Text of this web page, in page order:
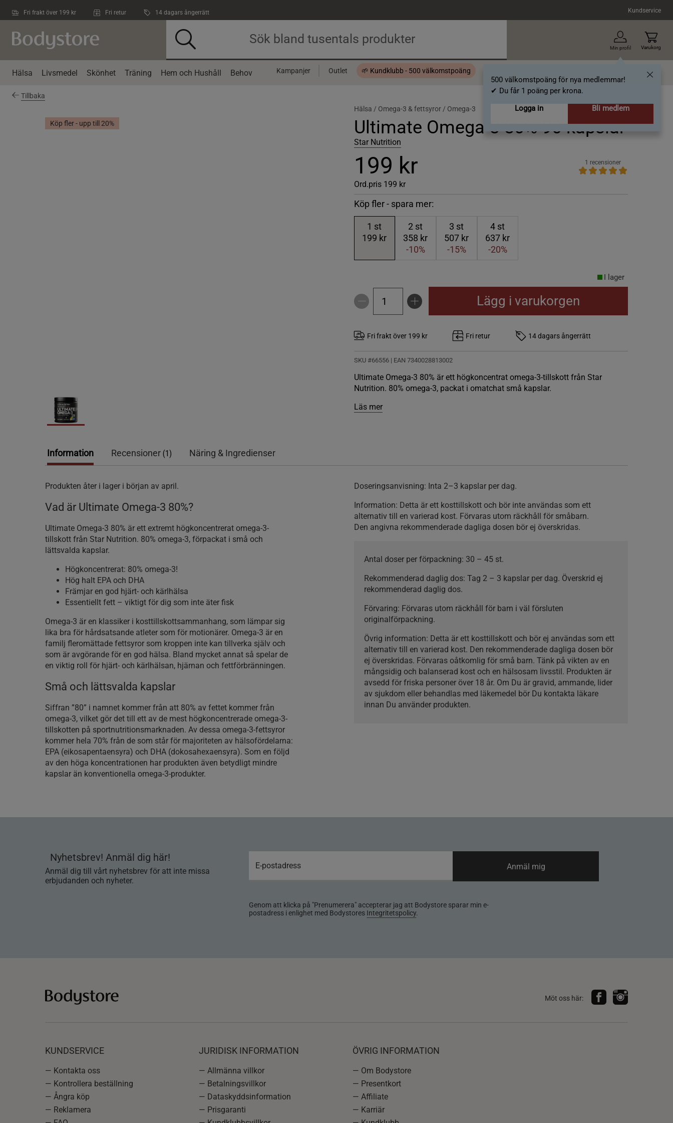
Fri frakt över 199 kr Fri retur 14 dagars ångerrätt Kundservice
Min profil
500 välkomstpoäng för nya medlemmar!
✔ Du får 1 poäng per krona.
Logga in
Bli medlem
Varukorg
Hälsa Livsmedel Skönhet Träning Hem och Hushåll Behov Kampanjer Outlet 🌱 Kundklubb - 500 välkomstpoäng
Tillbaka
Köp fler - upp till 20%
Hälsa / Omega-3 & fettsyror / Omega-3
Ultimate Omega-3 80% 90 kapslar
Star Nutrition
199 kr
Ord.pris 199 kr
1 recensioner
Köp fler - spara mer:
1 st
199 kr
2 st
358 kr
-10%
3 st
507 kr
-15%
4 st
637 kr
-20%
I lager
Lägg i varukorgen
Fri frakt över 199 kr Fri retur 14 dagars ångerrätt
SKU #66556 | EAN 7340028813002
Ultimate Omega-3 80% är ett högkoncentrat omega-3-tillskott från Star
Nutrition. 80% omega-3, packat i omatchat små kapslar.
Läs mer
Information Recensioner (1) Näring & Ingredienser
Produkten åter i lager i början av april.
Vad är Ultimate Omega-3 80%?
Ultimate Omega-3 80% är ett extremt högkoncentrerat omega-3-
tillskott från Star Nutrition. 80% omega-3, förpackat i små och
lättsvalda kapslar.
Högkoncentrerat: 80% omega-3!
Hög halt EPA och DHA
Främjar en god hjärt- och kärlhälsa
Essentiellt fett – viktigt för dig som inte äter fisk
Omega-3 är en klassiker i kosttillskottsammanhang, som lämpar sig
lika bra för hårdsatsande atleter som för motionärer. Omega-3 är en
familj fleromättade fettsyror som kroppen inte kan tillverka själv och
som är avgörande för en god hälsa. Bland mycket annat så spelar de
en viktig roll för hjärt- och kärlhälsan, hjärnan och fettförbränningen.
Små och lättsvalda kapslar
Siffran ”80” i namnet kommer från att 80% av fettet kommer från
omega-3, vilket gör det till ett av de mest högkoncentrerade omega-3-
tillskotten på sportnutritionsmarknaden. Av dessa omega-3-fettsyror
kommer hela 70% från de som står för majoriteten av hälsofördelarna:
EPA (eikosapentaensyra) och DHA (dokosahexaensyra). Som en följd
av den höga koncentrationen har produkten även betydligt mindre
kapslar än konventionella omega-3-produkter.
Doseringsanvisning: Inta 2–3 kapslar per dag.
Information: Detta är ett kosttillskott och bör inte användas som ett
alternativ till en varierad kost. Förvaras utom räckhåll för småbarn.
Den angivna rekommenderade dagliga dosen bör ej överskridas.
Antal doser per förpackning: 30 – 45 st.
Rekommenderad daglig dos: Tag 2 – 3 kapslar per dag. Överskrid ej
rekommenderad daglig dos.
Förvaring: Förvaras utom räckhåll för barn i väl försluten
originalförpackning.
Övrig information: Detta är ett kosttillskott och bör ej användas som ett
alternativ till en varierad kost. Den rekommenderade dagliga dosen bör
ej överskridas. Förvaras oåtkomlig för små barn. Tänk på vikten av en
mångsidig och balanserad kost och en hälsosam livsstil. Produkten är
avsedd för friska personer över 18 år. Om Du är gravid, ammande, lider
av sjukdom eller behandlas med läkemedel bör Du kontakta läkare
innan Du använder produkten.
Nyhetsbrev! Anmäl dig här!
Anmäl dig till vårt nyhetsbrev för att inte missa
erbjudanden och nyheter.
Genom att klicka på "Prenumerera" accepterar jag att Bodystore sparar min e-
postadress i enlighet med Bodystores Integritetspolicy.
Anmäl mig
Möt oss här:
KUNDSERVICE
— Kontakta oss
— Kontrollera beställning
— Ångra köp
— Reklamera
JURIDISK INFORMATION
— Allmänna villkor
— Betalningsvillkor
— Dataskyddsinformation
— Prisgaranti
ÖVRIG INFORMATION
— Om Bodystore
— Presentkort
— Affiliate
— Karriär